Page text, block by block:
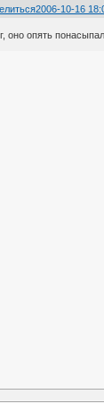
2006-10-16
оно опять